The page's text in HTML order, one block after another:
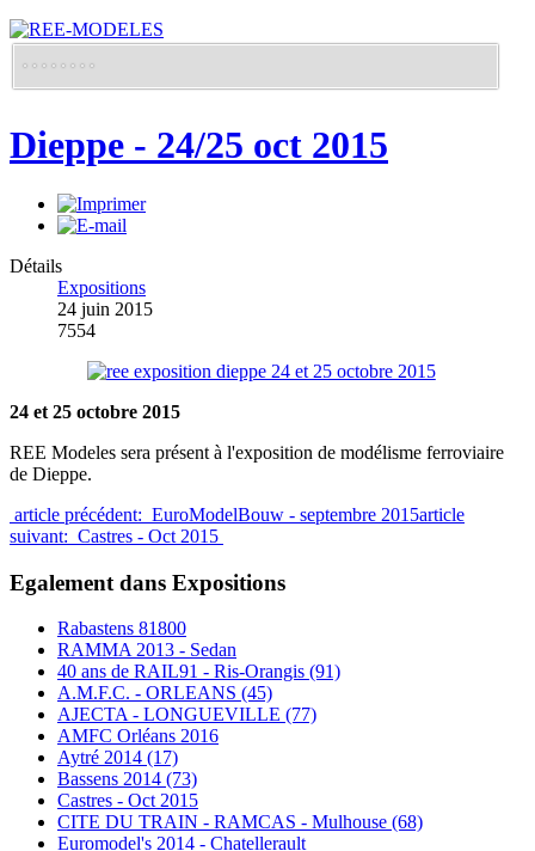
Dieppe - 24/25 oct 2015
Détails
Expositions
24 juin 2015
7554
24 et 25 octobre 2015
REE Modeles sera présent à l'exposition de modélisme ferroviaire
de Dieppe.
article précédent: EuroModelBouw - septembre 2015article
suivant: Castres - Oct 2015
Egalement dans Expositions
Rabastens 81800
RAMMA 2013 - Sedan
40 ans de RAIL91 - Ris-Orangis (91)
A.M.F.C. - ORLEANS (45)
AJECTA - LONGUEVILLE (77)
AMFC Orléans 2016
Aytré 2014 (17)
Bassens 2014 (73)
Castres - Oct 2015
CITE DU TRAIN - RAMCAS - Mulhouse (68)
Euromodel's 2014 - Chatellerault